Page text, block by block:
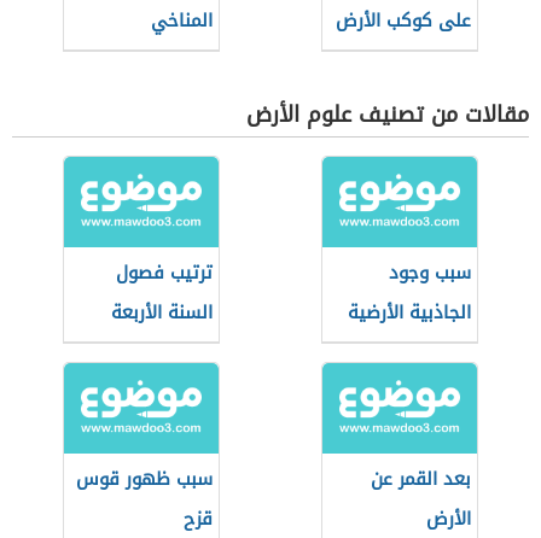
على كوكب الأرض
المناخي
مقالات من تصنيف علوم الأرض
سبب وجود
الجاذبية الأرضية
ترتيب فصول
السنة الأربعة
بعد القمر عن
الأرض
سبب ظهور قوس
قزح